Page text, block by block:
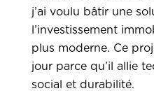
j’ai voulu bâtir une
l’investissement
plus moderne. Ce
jour parce qu’il allie
social et durabilité.